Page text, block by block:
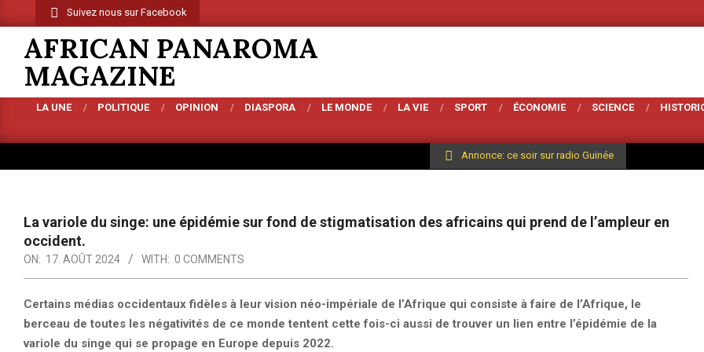
to
content
Suivez nous sur Facebook Votre
AFRICAN PANAROMA
MAGAZINE
Menu
LA UNE POLITIQUE OPINION DIASPORA LE MONDE LA VIE SPORT ÉCONOMIE SCIENCE
Annonce: ce soir sur radio Guinée
La variole du singe: une épidémie sur fond de stigmatisation des africains qui prend de l’ampleur en
occident.
ON: 17. AOÛT 2024 WITH: 0 COMMENTS
Certains médias occidentaux fidèles à leur vision néo-impériale de l’Afrique qui consiste à faire de l’Afrique, le
berceau de toutes les négativités de ce monde tentent cette fois-ci aussi de trouver un lien entre l’épidémie de la
variole du singe qui se propage en Europe depuis 2022.